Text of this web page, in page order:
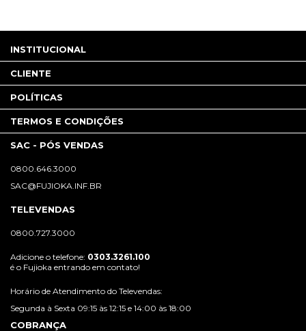
INSTITUCIONAL
CLIENTE
POLÍTICAS
TERMOS E CONDIÇÕES
SAC - PÓS VENDAS
0800.646.3000
SAC@FUJIOKA.INF.BR
TELEVENDAS
0800.727.3000
Adicione o telefone: 0303.3261.100
é o Fujioka entrando em contato!
Horário de Atendimento do Televendas:
Segunda à Sexta 09:15 às 12:15 e 14:00 às 18:00
COBRANÇA